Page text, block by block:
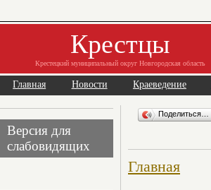
Крестцы
Крестецкий муниципальный округ Новгородская область
Главная Новости Краеведение
Версия для
слабовидящих
Поделиться…
Главная